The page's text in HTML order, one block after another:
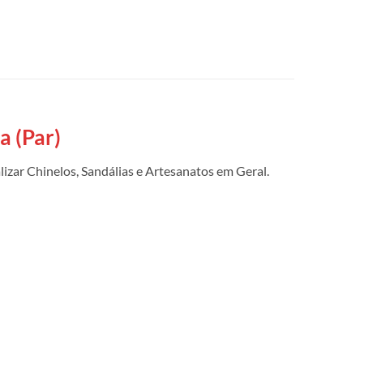
(Par)
Chinelos, Sandálias e Artesanatos em Geral.